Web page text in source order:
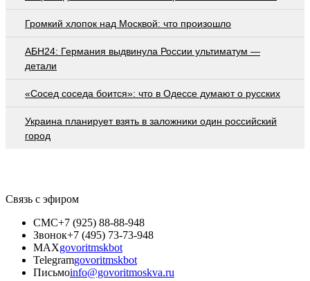
Громкий хлопок над Москвой: что произошло
АБН24: Германия выдвинула России ультиматум —
детали
«Сосед соседа боится»: что в Одессе думают о русских
Украина планирует взять в заложники один российский
город
Связь с эфиром
СМС+7 (925) 88-88-948
Звонок+7 (495) 73-73-948
MAXgovoritmskbot
Telegramgovoritmskbot
Письмоinfo@govoritmoskva.ru